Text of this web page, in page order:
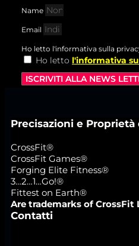
Name
Email
Ho letto l'informativa sulla
Ho letto l'informativa
ISCRIVITI ALLA NEWS
Precisazioni e Proprietà
CrossFit®
CrossFit Games®
Forging Elite Fitness®
3…2…1…Go!®
Fittest on Earth®
Are trademarks of CrossFit
Contatti